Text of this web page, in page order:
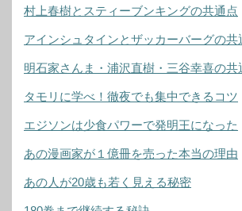
村上春樹とスティーブンキングの共通点
アインシュタインとザッカーバーグの共
明石家さんま・浦沢直樹・三谷幸喜の共
タモリに学べ！徹夜でも集中できるコツ
エジソンは少食パワーで発明王になった
あの漫画家が１億冊を売った本当の理由
あの人が20歳も若く見える秘密